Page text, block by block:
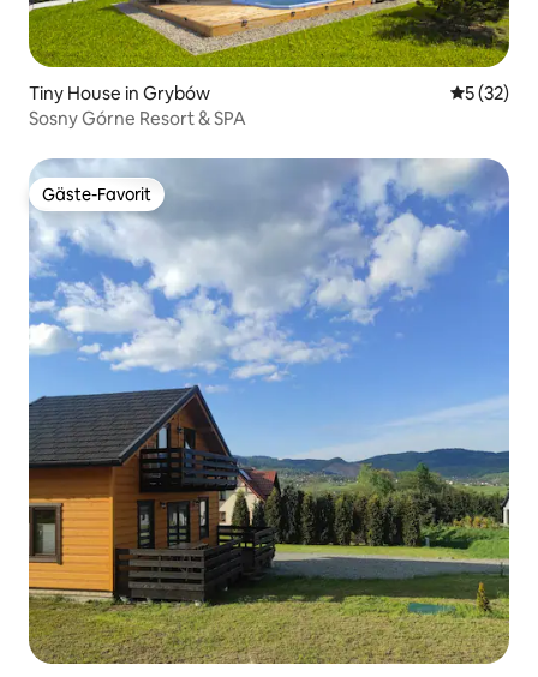
Tiny House in Grybów
5 (32)
Sosny Górne Resort & SPA
Gäste-Favorit
Gäste-Favorit